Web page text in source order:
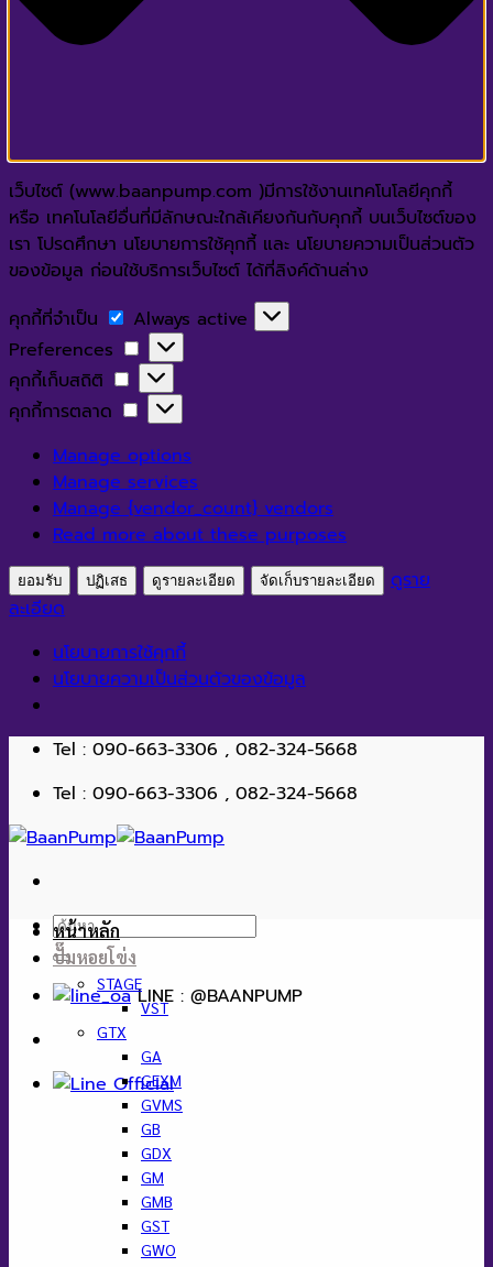
เว็บไซต์ (www.baanpump.com )มีการใช้งานเทคโนโลยีคุกกี้
หรือ เทคโนโลยีอื่นที่มีลักษณะใกล้เคียงกันกับคุกกี้ บนเว็บไซต์ของ
เรา โปรดศึกษา นโยบายการใช้คุกกี้ และ นโยบายความเป็นส่วนตัว
ของข้อมูล ก่อนใช้บริการเว็บไซต์ ได้ที่ลิงค์ด้านล่าง
คุกกี้ที่จำเป็น
คุกกี้
ที่
จำเป็น
Always active
Preferences
Preferences
คุกกี้เก็บสถิติ
คุกกี้
เก็บ
สถิติ
คุกกี้การตลาด
คุกกี้
การ
ตลาด
Manage options
Manage services
Manage {vendor_count} vendors
Read more about these purposes
ยอมรับ ปฏิเสธ ดูรายละเอียด จัดเก็บรายละเอียด
ดูราย
ละเอียด
นโยบายการใช้คุกกี้
นโยบายความเป็นส่วนตัวของข้อมูล
ข้าม
เนื้อหา
Tel : 090-663-3306 , 082-324-5668
Tel : 090-663-3306 , 082-324-5668
ค้นหา:
LINE : @BAANPUMP
หน้าหลัก
ปั๊มหอยโข่ง
STAGE
VST
GTX
GA
GEXM
GVMS
GB
GDX
GM
GMB
GST
GWO